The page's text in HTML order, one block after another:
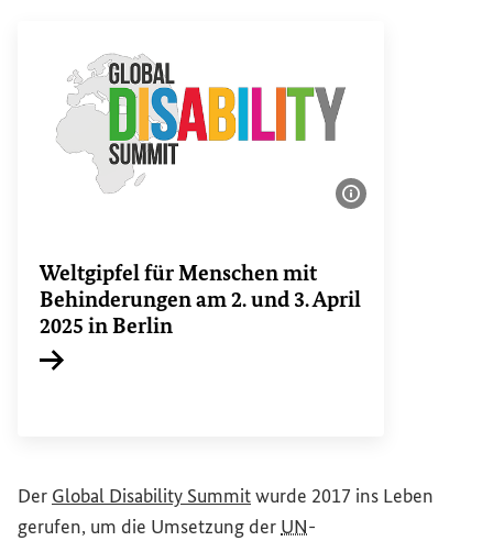
Weltgipfel für Menschen mit
Behinderungen am 2. und 3. April
2025 in Berlin
Der Global Disability Summit(Externer Link)
wurde 2017 ins Leben
gerufen, um die Umsetzung der UN-